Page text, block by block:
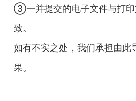
③一并提交的电子文件与打印
致。
如有不实之处，我们承担由此
果。